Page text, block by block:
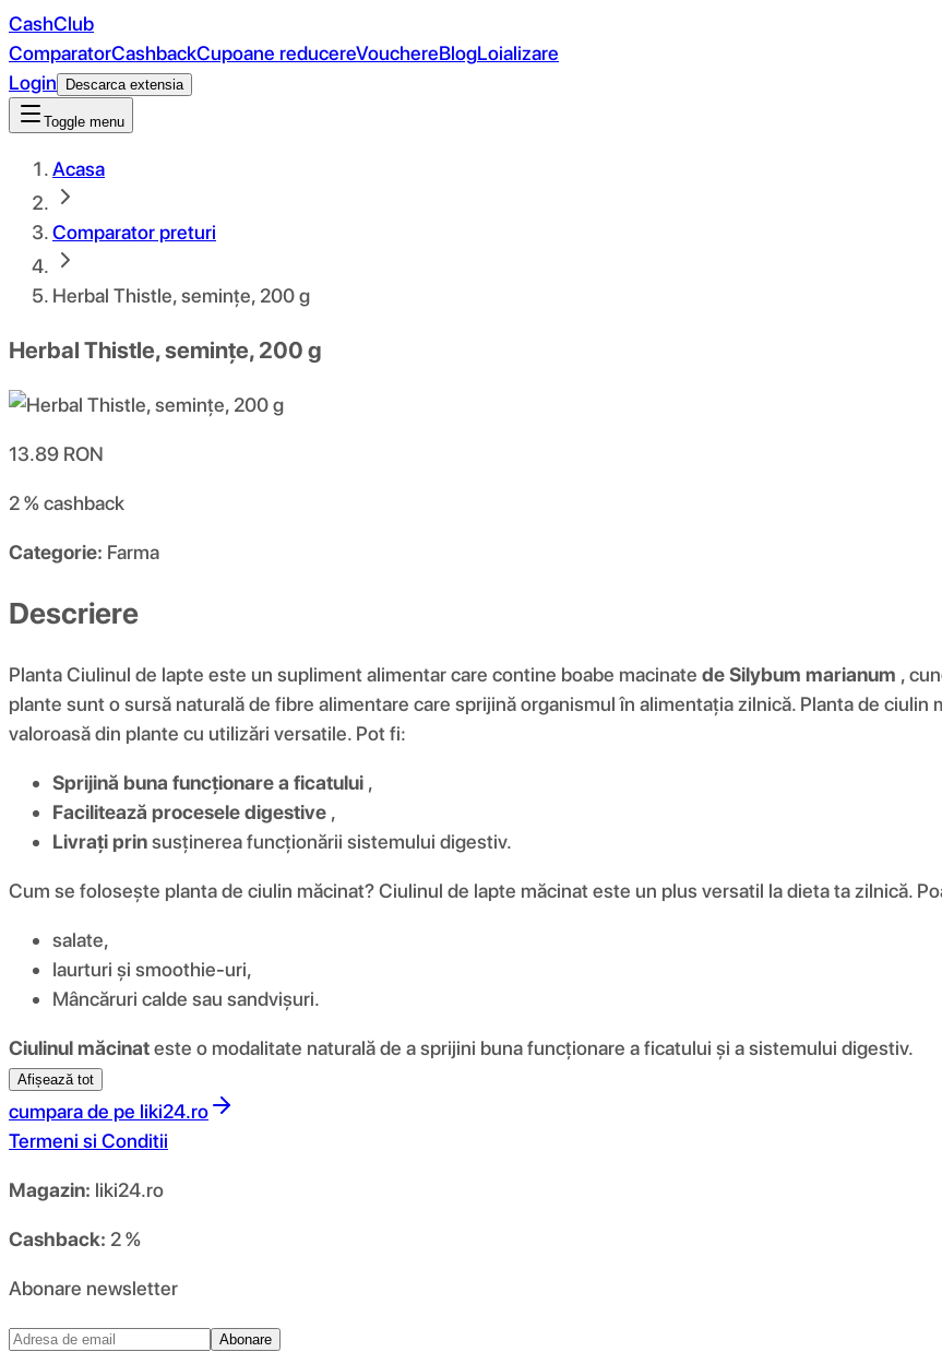
CashClub
ComparatorCashbackCupoane reducereVouchereBlogLoializare
Login
Descarca extensia
Toggle menu
Acasa
Comparator preturi
Herbal Thistle, semințe, 200 g
Herbal Thistle, semințe, 200 g
13.89 RON
2 %cashback
Categorie: Farma
Descriere
Planta Ciulinul de lapte este un supliment alimentar care contine boabe macinate de Silybum marianum ,
plante sunt o sursă naturală de fibre alimentare care sprijină organismul în alimentația zilnică. Planta de
valoroasă din plante cu utilizări versatile. Pot fi:
Sprijină buna funcționare a ficatului ,
Facilitează procesele digestive ,
Livrați prinsusținerea funcționării sistemului digestiv.
Cum se folosește planta de ciulin măcinat? Ciulinul de lapte măcinat este un plus versatil la dieta ta zilnică.
salate,
Iaurturi și smoothie-uri,
Mâncăruri calde sau sandvișuri.
Ciulinul măcinateste o modalitate naturală de a sprijini buna funcționare a ficatului și a sistemului digestiv.
Afișează tot
cumpara de pe liki24.ro
Termeni si Conditii
Magazin: liki24.ro
Cashback: 2 %
Abonare newsletter
Abonare